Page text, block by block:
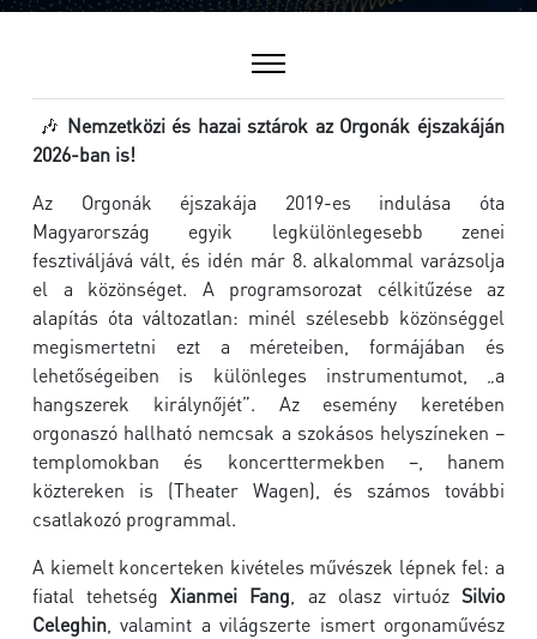
🎶 Nemzetközi és hazai sztárok az Orgonák éjszakáján
2026-ban is!
Az Orgonák éjszakája 2019-es indulása óta
Magyarország egyik legkülönlegesebb zenei
fesztiváljává vált, és idén már 8. alkalommal varázsolja
el a közönséget. A programsorozat célkitűzése az
alapítás óta változatlan: minél szélesebb közönséggel
megismertetni ezt a méreteiben, formájában és
lehetőségeiben is különleges instrumentumot, „a
hangszerek királynőjét”. Az esemény keretében
orgonaszó hallható nemcsak a szokásos helyszíneken –
templomokban és koncerttermekben –, hanem
köztereken is (Theater Wagen), és számos további
csatlakozó programmal.
A kiemelt koncerteken kivételes művészek lépnek fel: a
fiatal tehetségXianmei Fang , az olasz virtuózSilvio
Celeghin , valamint a világszerte ismert orgonaművész